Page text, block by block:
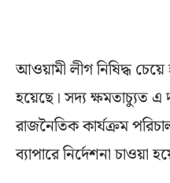
আওয়ামী লীগ নিষিদ্ধ চেয়ে
হয়েছে। সদ্য ক্ষমতাচ্যুত
রাজনৈতিক কার্যক্রম
ব্যাপারে নির্দেশনা চাওয়া